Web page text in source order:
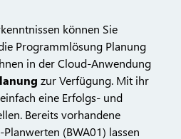
können Sie
Programmlösung Planung
in der Cloud-Anwendung
zur Verfügung. Mit ihr
eine Erfolgs- und
Bereits vorhandene
(BWA01) lassen